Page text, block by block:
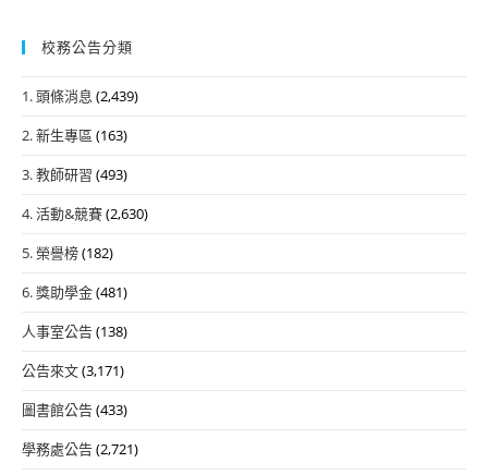
校務公告分類
1. 頭條消息 (2,439)
2. 新生專區 (163)
3. 教師研習 (493)
4. 活動&競賽(2,630)
5. 榮譽榜(182)
6. 獎助學金(481)
人事室公告(138)
公告來文(3,171)
圖書館公告(433)
學務處公告(2,721)